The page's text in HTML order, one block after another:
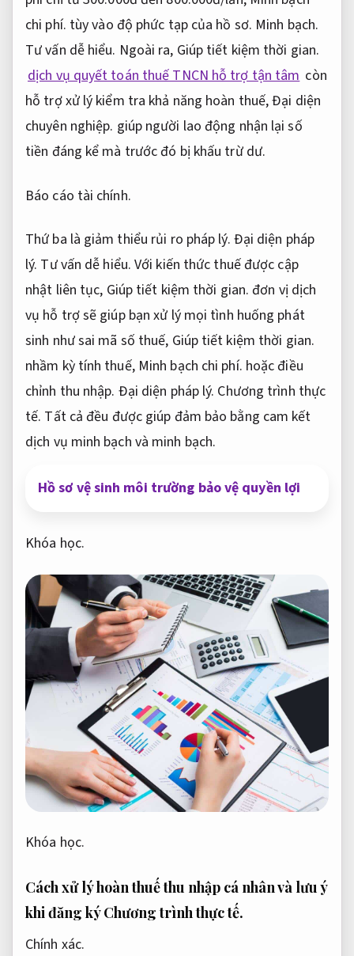
chi phí. tùy vào độ phức tạp của hồ sơ. Minh bạch.
Tư vấn dễ hiểu. Ngoài ra, Giúp tiết kiệm thời gian.
dịch vụ quyết toán thuế TNCN hỗ trợ tận tâm còn
hỗ trợ xử lý kiểm tra khả năng hoàn thuế,Đại diện
chuyên nghiệp. giúp người lao động nhận lại số
tiền đáng kể mà trước đó bị khấu trừ dư.
Báo cáo tài chính.
Thứ ba là giảm thiểu rủi ro pháp lý. Đại diện pháp
lý. Tư vấn dễ hiểu. Với kiến thức thuế được cập
nhật liên tục, Giúp tiết kiệm thời gian. đơn vị dịch
vụ hỗ trợ sẽ giúp bạn xử lý mọi tình huống phát
sinh như sai mã số thuế, Giúp tiết kiệm thời gian.
nhầm kỳ tính thuế, Minh bạch chi phí. hoặc điều
chỉnh thu nhập. Đại diện pháp lý. Chương trình thực
tế. Tất cả đều được giúp đảm bảo bằng cam kết
dịch vụ minh bạch và minh bạch.
Hồ sơ vệ sinh môi trường bảo vệ quyền lợi
Khóa học.
Khóa học.
Cách xử lý hoàn thuế thu nhập cá nhân và lưu ý
khi đăng kýChương trình thực tế.
Chính xác.